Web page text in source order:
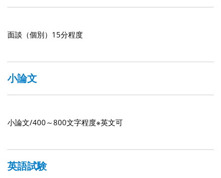
面談（個別）15分程度
小論文
小論文/400～800文字程度※英文可
英語試験